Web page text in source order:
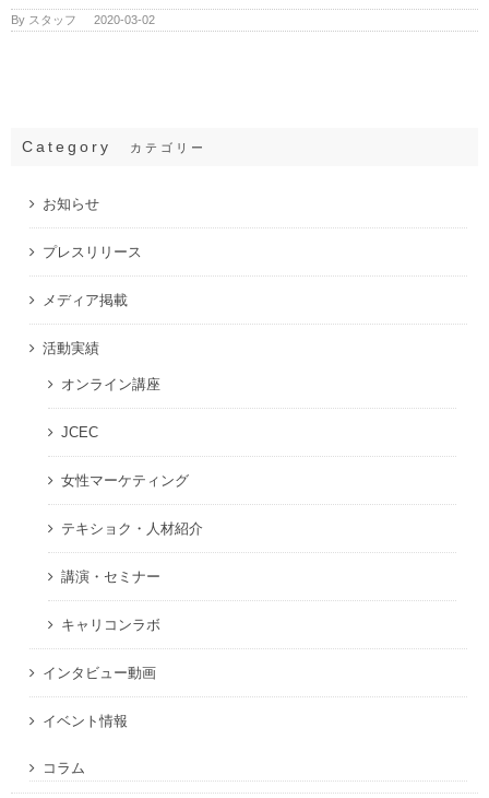
By スタッフ 2020-03-02
Category カテゴリー
お知らせ
プレスリリース
メディア掲載
活動実績
オンライン講座
JCEC
女性マーケティング
テキショク・人材紹介
講演・セミナー
キャリコンラボ
インタビュー動画
イベント情報
コラム